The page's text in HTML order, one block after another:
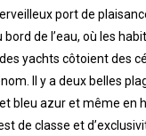
port de
de l’eau, où les
yachts côtoient des
Il y a deux belles
bleu azur et même en
de classe et